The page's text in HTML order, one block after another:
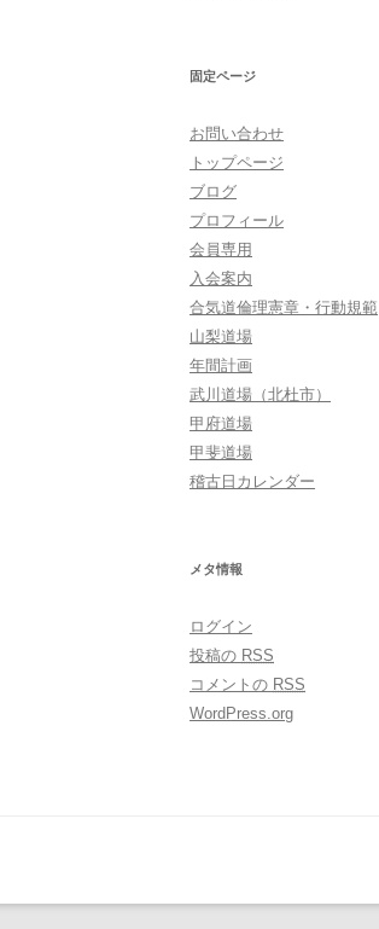
固定ページ
お問い合わせ
トップページ
ブログ
プロフィール
会員専用
入会案内
合気道倫理憲章・行動規範
山梨道場
年間計画
武川道場（北杜市）
甲府道場
甲斐道場
稽古日カレンダー
メタ情報
ログイン
投稿の RSS
コメントの RSS
WordPress.org